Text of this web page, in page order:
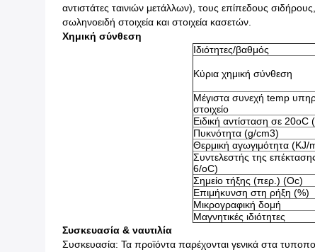
αντιστάτες ταινιών μετάλλων), τους επίπεδους
σωληνοειδή στοιχεία και στοιχεία κασετών.
Χημική σύνθεση
Ιδιότητες/βαθμός
Κύρια χημική σύνθεση
Μέγιστα συνεχή temp
στοιχείο
Ειδική αντίσταση σε 20oC
Πυκνότητα (g/cm3)
Θερμική αγωγιμότητα (KJ/
Συντελεστής της
6/oC)
Σημείο τήξης (περ.) (Oc)
Επιμήκυνση στη ρήξη (%)
Μικρογραφική δομή
Μαγνητικές ιδιότητες
Συσκευασία & ναυτιλία
Συσκευασία: Τα προϊόντα παρέχονται γενικά στα